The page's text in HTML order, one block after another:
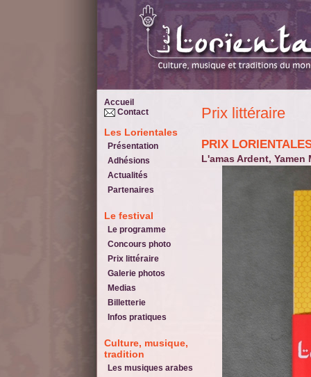
Accueil
Contact
Les Lorientales
Présentation
Adhésions
Actualités
Partenaires
Le festival
Le programme
Concours photo
Prix littéraire
Galerie photos
Medias
Billetterie
Infos pratiques
Culture, musique,
tradition
Les musiques arabes
Prix littéraire
PRIX
L'amas Ardent,